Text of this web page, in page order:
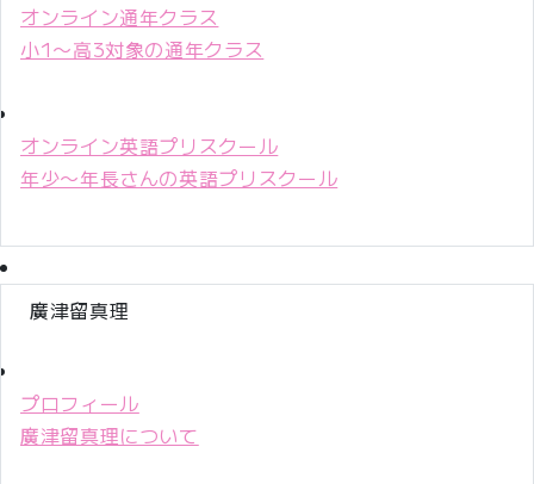
オンライン通年クラス
小1〜高3対象の通年クラス
オンライン英語プリスクール
年少〜年長さんの英語プリスクール
廣津留真理
プロフィール
廣津留真理について